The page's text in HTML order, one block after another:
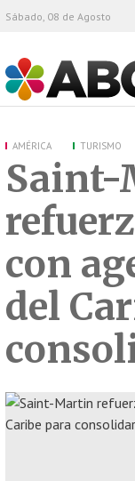
ABC
Sábado, 08 de Agosto
AMÉRICA TURISMO
con
del